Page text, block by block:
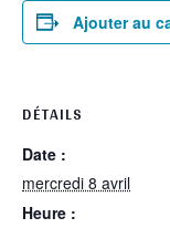
Ajouter au
DÉTAILS
Date :
mercredi 8 avril
Heure :